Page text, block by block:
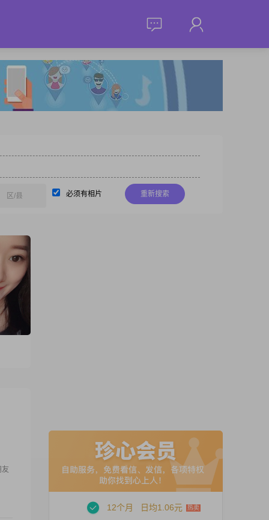
区/县 必须有相片 重新搜索
12个月 日均1.06元